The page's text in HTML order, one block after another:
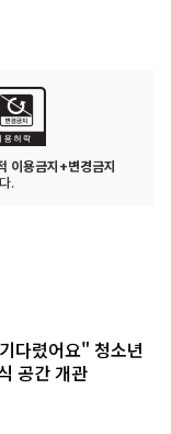
이용금지+변경금지
.
다렸어요" 청소년
공간 개관